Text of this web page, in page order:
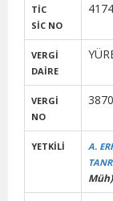
TİC
SİC NO
VERGİ
DAİRE
VERGİ
NO
YETKİLİ
A.
Müh)